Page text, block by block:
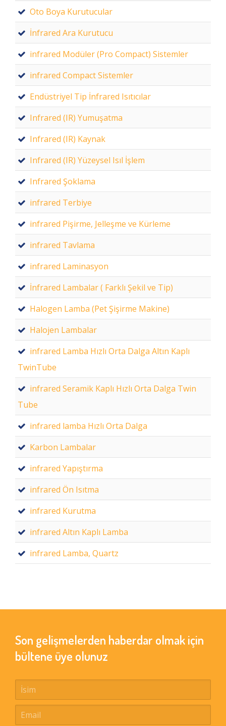
Oto Boya Kurutucular
İnfrared Ara Kurutucu
infrared Modüler (Pro Compact) Sistemler
infrared Compact Sistemler
Endüstriyel Tip İnfrared Isıtıcılar
Infrared (IR) Yumuşatma
Infrared (IR) Kaynak
Infrared (IR) Yüzeysel Isıl İşlem
Infrared Şoklama
infrared Terbiye
infrared Pişirme, Jelleşme ve Kürleme
infrared Tavlama
infrared Laminasyon
İnfrared Lambalar ( Farklı Şekil ve Tip)
Halogen Lamba (Pet Şişirme Makine)
Halojen Lambalar
infrared Lamba Hızlı Orta Dalga Altın Kaplı
TwinTube
infrared Seramik Kaplı Hızlı Orta Dalga Twin
Tube
infrared lamba Hızlı Orta Dalga
Karbon Lambalar
infrared Yapıştırma
infrared Ön Isıtma
infrared Kurutma
infrared Altın Kaplı Lamba
infrared Lamba, Quartz
Son gelişmelerden haberdar olmak için
bültene üye olunuz